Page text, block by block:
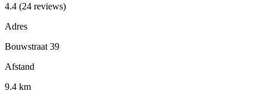
4.4 (24 reviews)
Adres
Bouwstraat 39
Afstand
9.4 km